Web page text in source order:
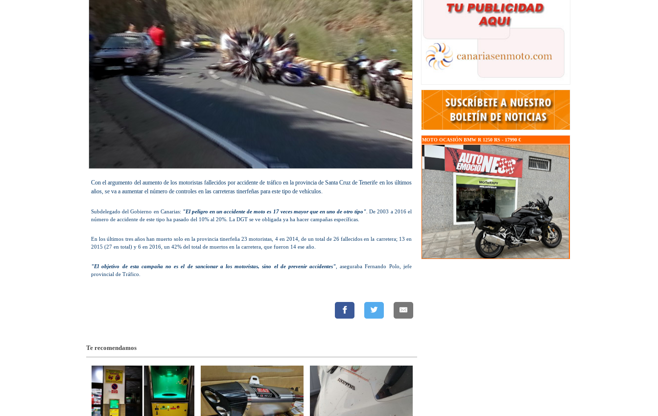
Con el argumento del aumento de los motoristas fallecidos por accidente de tráfico en la provincia de Santa Cruz de Tenerife en los últimos
años, se va a aumentar el número de controles en las carreteras tinerfeñas para este tipo de vehículos.
Subdelegado del Gobierno en Canarias: "El peligro en un accidente de moto es 17 veces mayor que en uno de otro tipo" . De 2003 a 2016 el
número de accidente de este tipo ha pasado del 10% al 20%. La DGT se ve obligada ya ha hacer campañas específicas.
En los últimos tres años han muerto solo en la provincia tinerfeña 23 motoristas, 4 en 2014, de un total de 26 fallecidos en la carretera; 13 en
2015 (27 en total) y 6 en 2016, un 42% del total de muertos en la carretera, que fueron 14 ese año.
"El objetivo de esta campaña no es el de sancionar a los motoristas, sino el de prevenir accidentes" , aseguraba Fernando Polo, jefe
provincial de Tráfico.
Te recomendamos
MOTO OCASIÓN BMW R 1250 RS - 17990 €